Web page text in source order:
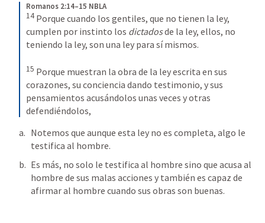
Romanos 2:14–15 NBLA
14 Porque cuando los gentiles, que no tienen la ley,
cumplen por instinto los dictados de la ley, ellos, no
teniendo la ley, son una ley para sí mismos.
15 Porque muestran la obra de la ley escrita en sus
corazones, su conciencia dando testimonio, y sus
pensamientos acusándolos unas veces y otras
defendiéndolos,
Notemos que aunque esta ley no es completa, algo le
testifica al hombre.
Es más, no solo le testifica al hombre sino que acusa al
hombre de sus malas acciones y también es capaz de
afirmar al hombre cuando sus obras son buenas.